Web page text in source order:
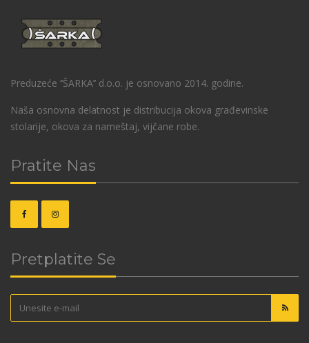
Preduzeće ‘’ŠARKA’’ d.o.o. je osnovano 2014. godine.
Naša osnovna delatnost je distribucija okova građevinske
stolarije, okova za nameštaj, vijčane robe.
Pratite Nas
Pretplatite Se